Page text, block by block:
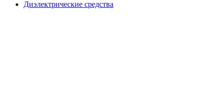
Диэлектрические средства